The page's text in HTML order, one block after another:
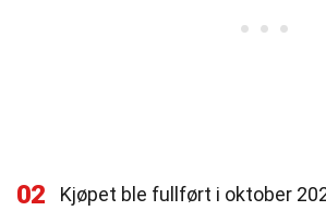
02
Kjøpet ble fullført i oktober